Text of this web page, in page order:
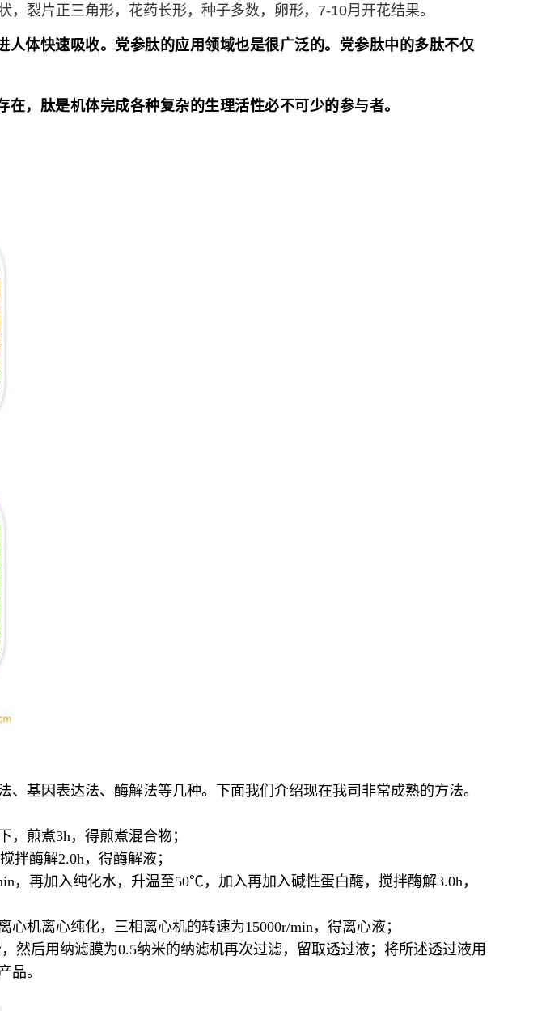
裂片正三角形，花药长形，种子多数，卵形，7-10月开花结果。
人体快速吸收。党参肽的应用领域也是很广泛的。党参肽中的多肽不仅
，肽是机体完成各种复杂的生理活性必不可少的参与者。
基因表达法、酶解法等几种。下面我们介绍现在我司非常成熟的方法。
煎煮3h，得煎煮混合物；
酶解2.0h，得酶解液；
，再加入纯化水，升温至50℃，加入再加入碱性蛋白酶，搅拌酶解3.0h，
机离心纯化，三相离心机的转速为15000r/min，得离心液；
然后用纳滤膜为0.5纳米的纳滤机再次过滤，留取透过液；将所述透过液用
品。